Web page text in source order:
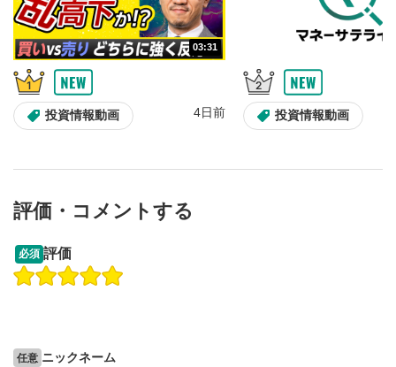
してください。
8
字幕設定
クリックすると字幕を付けることができます。
字幕は自動生成です。
スマートフォンで視聴の場合は画面右下の設定(歯車マーク)
より選択できます。
画質の選択/再生速度の変更ができます。
より選択できます。
クリックするとYouTubeサイトに移動します。
03:31
投資情報動画 4日前 投資情報動画
操作説明動画
評価・コメントする
必須 評価
任意 ニックネーム